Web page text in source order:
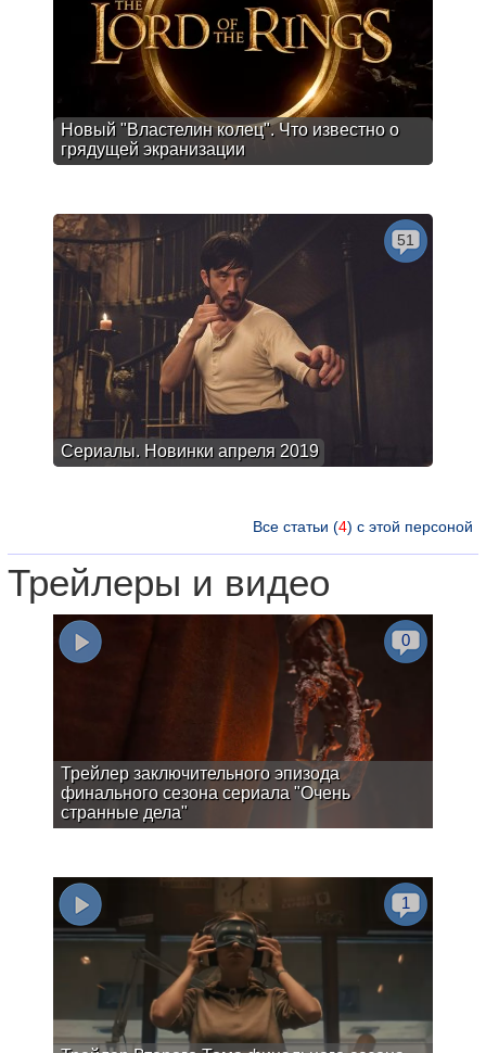
Новый "Властелин колец". Что известно о
грядущей экранизации
Сериалы. Новинки апреля 2019
51
Все статьи (4) с этой персоной
Трейлеры и видео
Трейлер заключительного эпизода
финального сезона сериала "Очень
странные дела"
0
1